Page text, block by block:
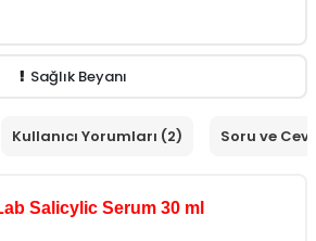
Sağlık Beyanı
Kullanıcı Yorumları (2) Soru ve
Salicylic Serum 30 ml